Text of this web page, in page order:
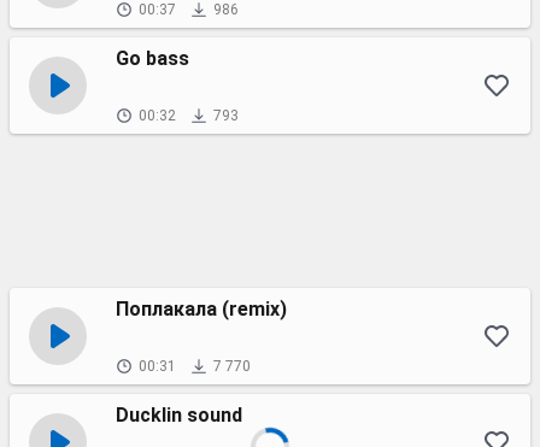
00:37 986
Go bass
00:32 793
Поплакала (remix)
00:31 7 770
Ducklin sound